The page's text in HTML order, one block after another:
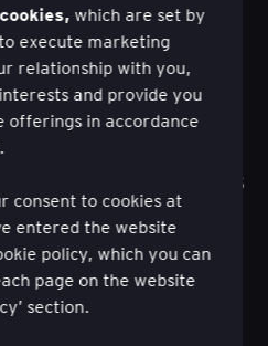
de
de l'innovation des
vous aide à accélérer
de produits ou
nouvelles propositions
qui vous aident à
durable.
which are set by
execute marketing
relationship with you,
and provide you
offerings in accordance
consent to cookies at
entered the website
policy, which you can
page on the website
section.